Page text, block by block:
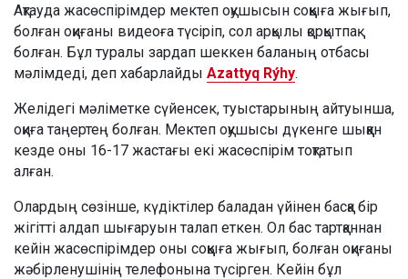
Ақтауда жасөспірімдер мектеп оқушысын соққыға жығып,
болған оқиғаны видеоға түсіріп, сол арқылы қорқытпақ
болған. Бұл туралы зардап шеккен баланың отбасы
мәлімдеді, деп хабарлайды Azattyq Rýhy.
Желідегі мәліметке сүйенсек, туыстарының айтуынша,
оқиға таңертең болған. Мектеп оқушысы дүкенге шыққан
кезде оны 16-17 жастағы екі жасөспірім тоқтатып
алған.
Олардың сөзінше, күдіктілер баладан үйінен басқа бір
жігітті алдап шығаруын талап еткен. Ол бас тартқаннан
кейін жасөспірімдер оны соққыға жығып, болған оқиғаны
жәбірленушінің телефонына түсірген. Кейін бұл